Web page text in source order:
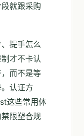
就跟采购
提手怎么
才不卡认
而不是等
认证方
这些常用体
限塑合规